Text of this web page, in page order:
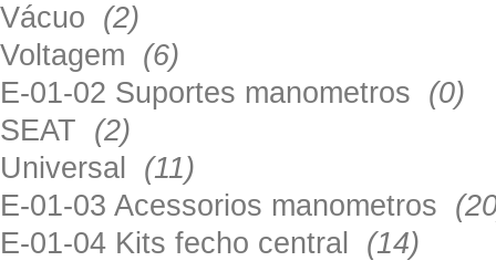
Vácuo (2)
Voltagem (6)
E-01-02 Suportes manometros (0)
SEAT (2)
Universal (11)
E-01-03 Acessorios manometros
E-01-04 Kits fecho central (14)